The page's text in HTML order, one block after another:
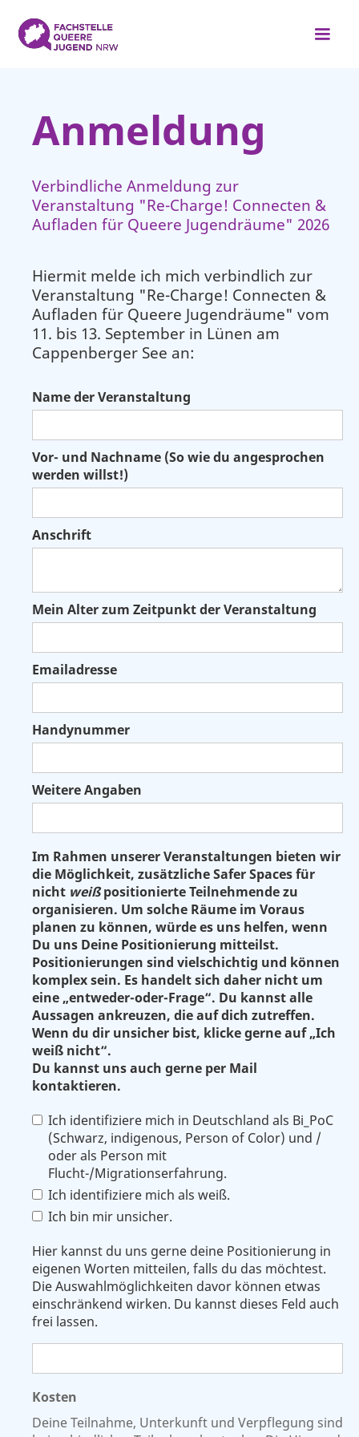
Anmeldung
Verbindliche Anmeldung zur
Veranstaltung "Re-Charge! Connecten &
Aufladen für Queere Jugendräume" 2026
Hiermit melde ich mich verbindlich zur
Veranstaltung "Re-Charge! Connecten &
Aufladen für Queere Jugendräume" vom
11. bis 13. September in Lünen am
Cappenberger See an:
Name der Veranstaltung
Vor- und Nachname (So wie du angesprochen
werden willst!)
Anschrift
Mein Alter zum Zeitpunkt der Veranstaltung
Emailadresse
Handynummer
Weitere Angaben
Im Rahmen unserer Veranstaltungen bieten wir
die Möglichkeit, zusätzliche Safer Spaces für
nicht weißpositionierte Teilnehmende zu
organisieren. Um solche Räume im Voraus
planen zu können, würde es uns helfen, wenn
Du uns Deine Positionierung mitteilst.
Positionierungen sind vielschichtig und können
komplex sein. Es handelt sich daher nicht um
eine „entweder-oder-Frage“. Du kannst alle
Aussagen ankreuzen, die auf dich zutreffen.
Wenn du dir unsicher bist, klicke gerne auf „Ich
weiß nicht“.
Du kannst uns auch gerne per Mail
kontaktieren.
Ich identifiziere mich in Deutschland als Bi_PoC
(Schwarz, indigenous, Person of Color) und /
oder als Person mit
Flucht-/Migrationserfahrung.
Ich identifiziere mich als weiß.
Ich bin mir unsicher.
Hier kannst du uns gerne deine Positionierung in
eigenen Worten mitteilen, falls du das möchtest.
Die Auswahlmöglichkeiten davor können etwas
einschränkend wirken. Du kannst dieses Feld auch
frei lassen.
Kosten
‍Deine Teilnahme, Unterkunft und Verpflegung sind